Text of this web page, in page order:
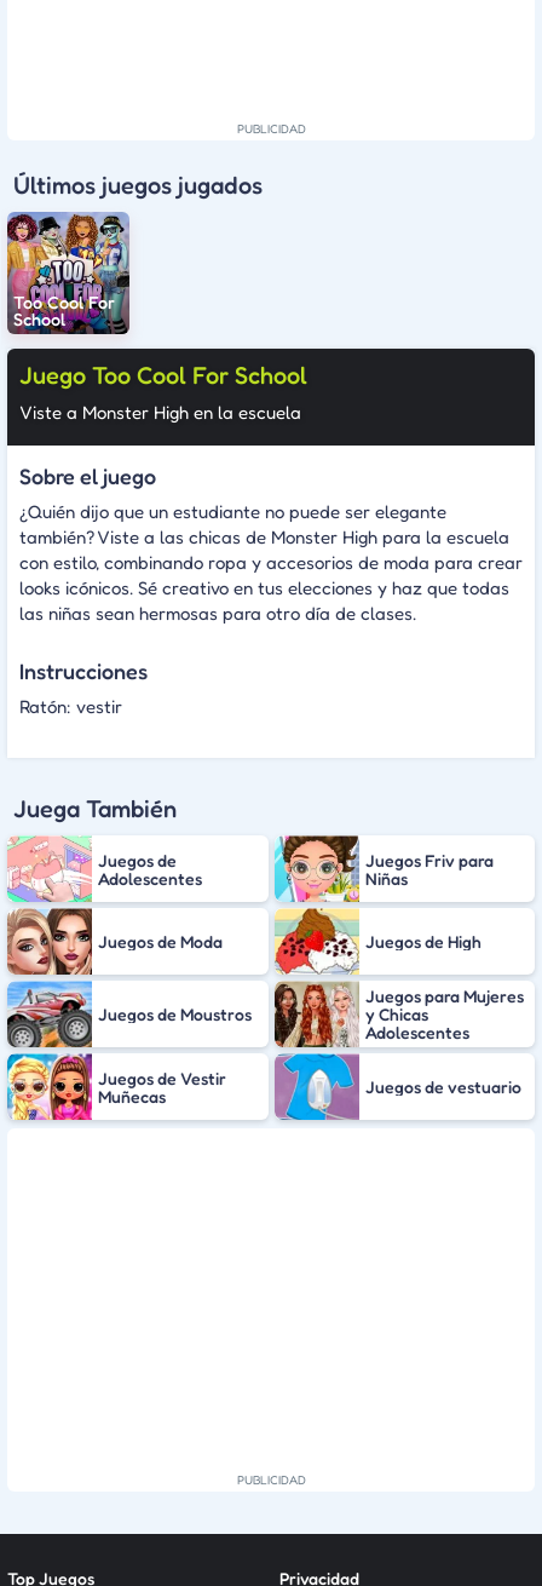
Últimos juegos jugados
Too Cool For
School
Juego Too Cool For School
Viste a Monster High en la escuela
Sobre el juego
¿Quién dijo que un estudiante no puede ser elegante
también? Viste a las chicas de Monster High para la escuela
con estilo, combinando ropa y accesorios de moda para crear
looks icónicos. Sé creativo en tus elecciones y haz que todas
las niñas sean hermosas para otro día de clases.
Instrucciones
Ratón: vestir
Juega También
Juegos de
Adolescentes
Juegos Friv para
Niñas
Juegos de Moda Juegos de High
Juegos de Moustros
Juegos para Mujeres
y Chicas
Adolescentes
Juegos de Vestir
Muñecas
Juegos de vestuario
Top Juegos Privacidad